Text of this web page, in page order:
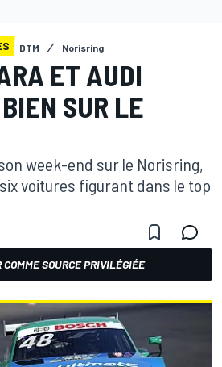
DTM Norisring
ET AUDI
SUR LE
week-end sur le Norisring,
voitures figurant dans le top
SOURCE PRIVILÉGIÉE